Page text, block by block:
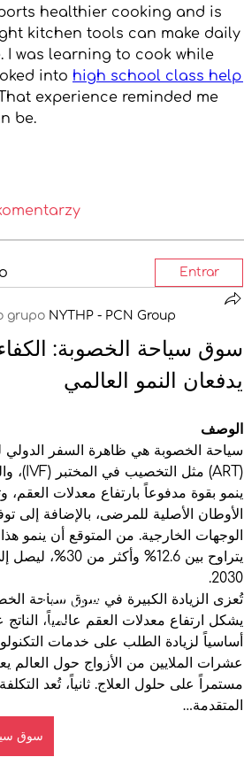
healthier cooking and is
kitchen tools can make daily
I was learning to cook while
into high school class help
experience reminded me
be.
Entrar
grupo NYTHP - PCN Group
يدفعان النمو العالمي
الوصف
2030.
المتقدمة…
سوق
Contate-
Nos